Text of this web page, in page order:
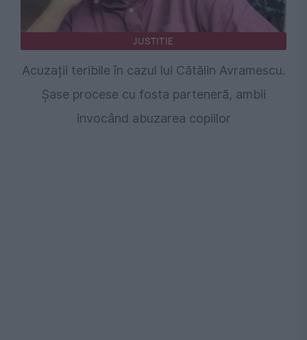
JUSTITIE
Acuzații teribile în cazul lui Cătălin Avramescu.
Șase procese cu fosta parteneră, ambii
invocând abuzarea copiilor